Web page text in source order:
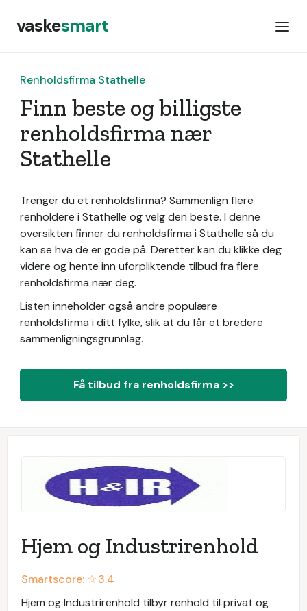
vaskesmart
Renholdsfirma Stathelle
Finn beste og billigste
renholdsfirma nær
Stathelle
Trenger du et renholdsfirma? Sammenlign flere
renholdere i Stathelle og velg den beste. I denne
oversikten finner du renholdsfirma i Stathelle så du
kan se hva de er gode på. Deretter kan du klikke deg
videre og hente inn uforpliktende tilbud fra flere
renholdsfirma nær deg.
Listen inneholder også andre populære
renholdsfirma i ditt fylke, slik at du får et bredere
sammenligningsgrunnlag.
Få tilbud fra renholdsfirma >>
Hjem og Industrirenhold
Smartscore: ☆3.4
Hjem og Industrirenhold tilbyr renhold til privat og